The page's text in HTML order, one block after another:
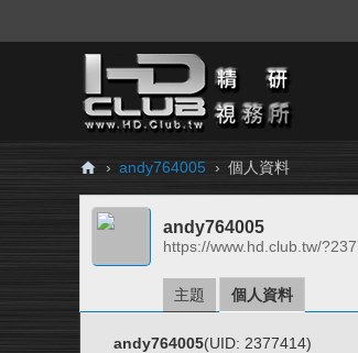
H
Cl
› andy764005 › 個人資料
andy764005
https://www.hd.club.tw/
主題 個人資料
andy764005(UID: 2377414)